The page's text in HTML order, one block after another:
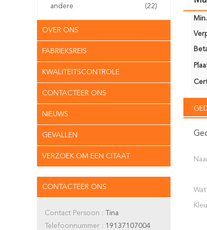
andere (22)
OVER ONS
FABRIEKSREIS
KWALITEITSCONTROLE
CONTACTEER ONS
NIEUWS
GEVALLEN
VERZOEK OM EEN CITAAT
CONTACTEER ONS
Contact Persoon : Tina
Telefoonnummer : 19137107004